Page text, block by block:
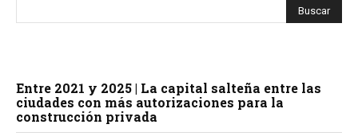
Entre 2021 y 2025 | La capital salteña entre las
ciudades con más autorizaciones para la
construcción privada